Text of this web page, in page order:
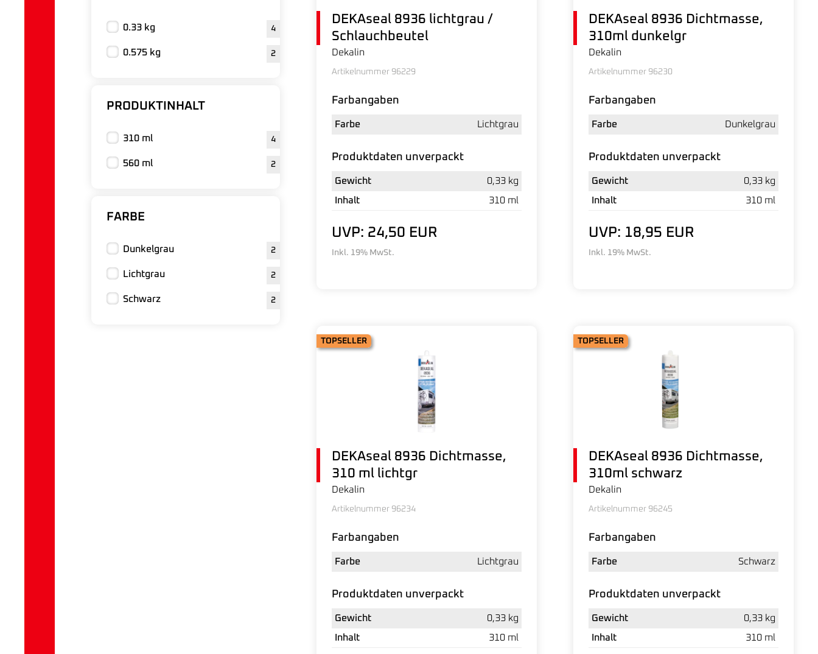
0.33 kg 4
0.575 kg 2
PRODUKTINHALT
310 ml 4
560 ml 2
FARBE
Dunkelgrau 2
Lichtgrau 2
Schwarz 2
DEKAseal 8936 lichtgrau /
Schlauchbeutel
Dekalin
Artikelnummer 96229
Farbangaben
Farbe Lichtgrau
Produktdaten unverpackt
Gewicht
0,33 kg
Inhalt
310 ml
UVP: 24,50 EUR
Inkl. 19% MwSt.
DEKAseal 8936 Dichtmasse,
310ml dunkelgr
Dekalin
Artikelnummer 96230
Farbangaben
Farbe Dunkelgrau
Produktdaten unverpackt
Gewicht
0,33 kg
Inhalt
310 ml
UVP: 18,95 EUR
Inkl. 19% MwSt.
DEKAseal 8936 Dichtmasse,
310 ml lichtgr
Dekalin
Artikelnummer 96234
Farbangaben
Farbe Lichtgrau
Produktdaten unverpackt
Gewicht
0,33 kg
Inhalt
310 ml
TOPSELLER
DEKAseal 8936 Dichtmasse,
310ml schwarz
Dekalin
Artikelnummer 96245
Farbangaben
Farbe Schwarz
Produktdaten unverpackt
Gewicht
0,33 kg
Inhalt
310 ml
TOPSELLER